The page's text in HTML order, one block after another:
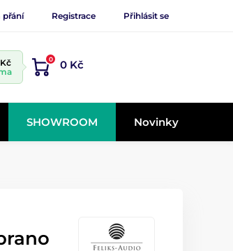
přání Registrace Přihlásit se
0 0 Kč
SHOWROOM Novinky